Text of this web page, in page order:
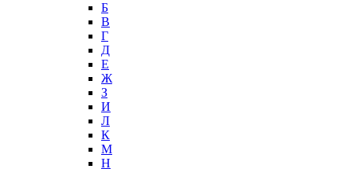
Б
В
Г
Д
Е
Ж
З
И
Л
К
М
Н